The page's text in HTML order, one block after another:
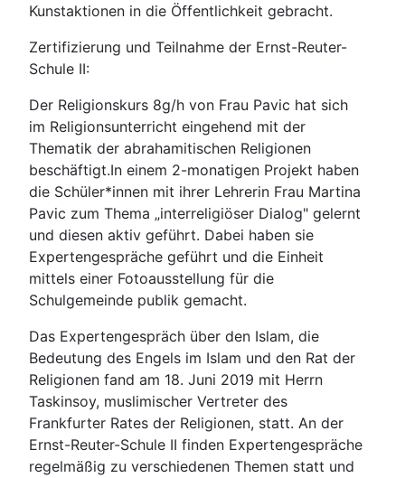
Kunstaktionen in die Öffentlichkeit gebracht.
Zertifizierung und Teilnahme der Ernst-Reuter-
Schule II:
Der Religionskurs 8g/h von Frau Pavic hat sich
im Religionsunterricht eingehend mit der
Thematik der abrahamitischen Religionen
beschäftigt.In einem 2-monatigen Projekt haben
die Schüler*innen mit ihrer Lehrerin Frau Martina
Pavic zum Thema „interreligiöser Dialog" gelernt
und diesen aktiv geführt. Dabei haben sie
Expertengespräche geführt und die Einheit
mittels einer Fotoausstellung für die
Schulgemeinde publik gemacht.
Das Expertengespräch über den Islam, die
Bedeutung des Engels im Islam und den Rat der
Religionen fand am 18. Juni 2019 mit Herrn
Taskinsoy, muslimischer Vertreter des
Frankfurter Rates der Religionen, statt. An der
Ernst-Reuter-Schule II finden Expertengespräche
regelmäßig zu verschiedenen Themen statt und